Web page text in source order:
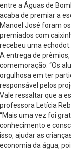
entre a Águas de
acaba de premiar a
Manoel José foram
premiados com
recebeu uma echodot.
A entrega de
comemoração. “Os
orgulhosa em ter
responsável pelos
Vale ressaltar que a
professora Letícia
“Mais uma vez foi
conhecimento e
isso, ajudar as
economia da água,